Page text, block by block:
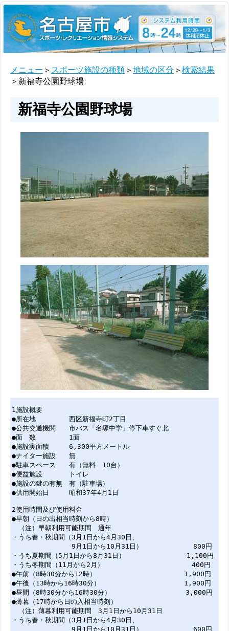
メニュー ＞ スポーツ施設の種類 ＞ 地域の区分 ＞ 検索結果
＞新福寺公園野球場
新福寺公園野球場
1施設概要
●所在地 西区新福寺町2丁目
●公共交通機関 市バス「名塚中学」停下車すぐ北
●面 数 1面
●施設実面積 6,300平方メートル
●ナイター施設 無
●駐車スペース 有（無料 10台）
●便益施設 トイレ
●施設の鍵の有無 有（駐車場）
●供用開始日 昭和37年4月1日
2使用時間及び使用料金
●早朝（日の出相当時刻から8時）
（注）早朝利用可能期間 通年
・うち春・秋期間（3月1日から4月30日、
9月1日から10月31日） 800円
・うち夏期間（5月1日から8月31日） 1,100円
・うち冬期間（11月から2月） 400円
●午前（8時30分から12時） 1,900円
●午後（13時から16時30分） 1,900円
●昼間（8時30分から16時30分） 3,000円
●薄暮（17時から日の入相当時刻）
（注）薄暮利用可能期間 3月1日から10月31日
・うち春・秋期間（3月1日から4月30日、
9月1日から10月31日） 600円